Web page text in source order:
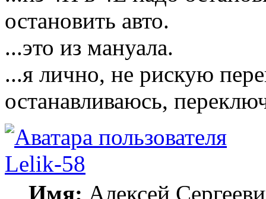
остановить авто.
...это из мануала.
...я лично, не рискую
останавливаюсь,
Lelik-58
Имя: Алексей